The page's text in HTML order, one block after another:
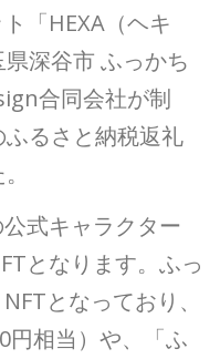
「HEXA（ヘキ
深谷市 ふっかち
合同会社が制
るさと納税返礼
式キャラクター
となります。ふっ
となっており、
円相当）や、「ふ